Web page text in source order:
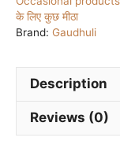
के लिए कुछ मीठा
Brand: Gaudhuli
Description
Reviews (0)